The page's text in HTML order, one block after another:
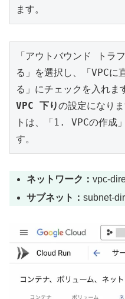
ます。
「アウトバウンド トラ
る」を選択し、「VPCに
る」にチェックを入れま
VPC 下りの設定になり
トは、「1. VPCの作成
す。
ネットワーク：vpc-
サブネット：subnet-